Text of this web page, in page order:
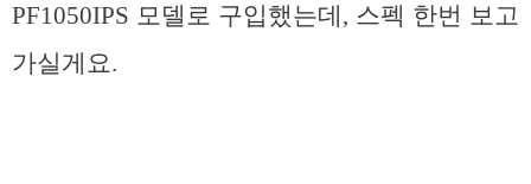
PF1050IPS 모델로 구입했는데, 스펙 한번 보고
가실게요.